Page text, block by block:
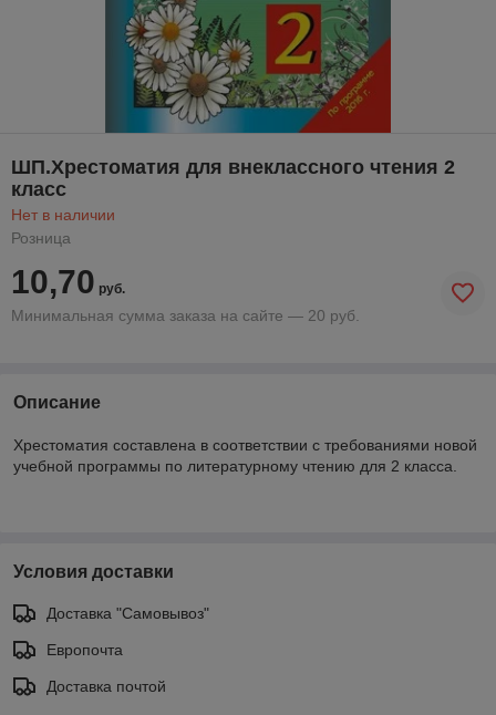
ШП.Хрестоматия для внеклассного чтения 2
класс
Нет в наличии
Розница
10,70 руб.
Минимальная сумма заказа на сайте — 20 руб.
Описание
Хрестоматия составлена в соответствии с требованиями новой
учебной программы по литературному чтению для 2 класса.
Условия доставки
Доставка "Самовывоз"
Европочта
Доставка почтой